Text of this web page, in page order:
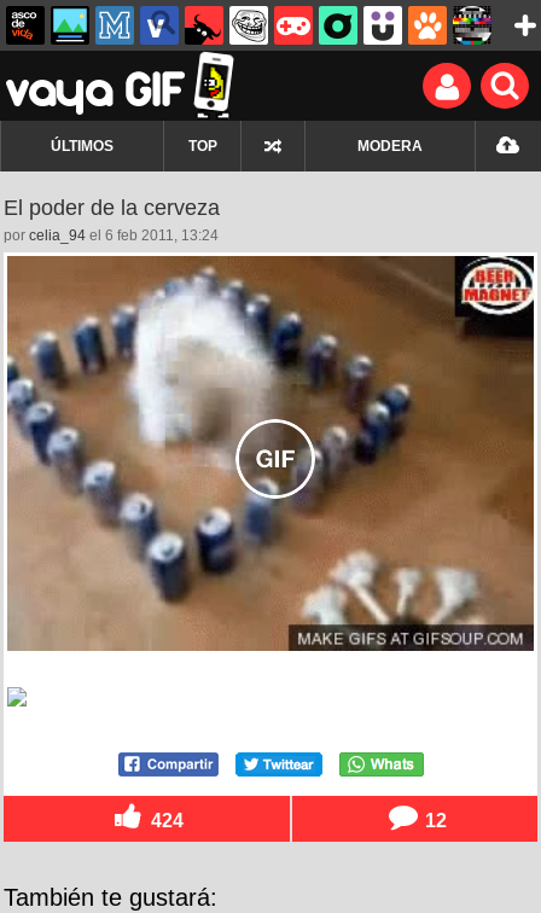
ÚLTIMOS TOP MODERA
El poder de la cerveza
por celia_94 el 6 feb 2011, 13:24
424 12
También te gustará: